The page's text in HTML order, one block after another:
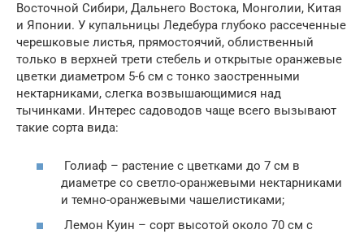
Восточной Сибири, Дальнего Востока, Монголии, Китая
и Японии. У купальницы Ледебура глубоко рассеченные
черешковые листья, прямостоячий, облиственный
только в верхней трети стебель и открытые оранжевые
цветки диаметром 5-6 см с тонко заостренными
нектарниками, слегка возвышающимися над
тычинками. Интерес садоводов чаще всего вызывают
такие сорта вида:
Голиаф – растение с цветками до 7 см в
диаметре со светло-оранжевыми нектарниками
и темно-оранжевыми чашелистиками;
Лемон Куин – сорт высотой около 70 см с